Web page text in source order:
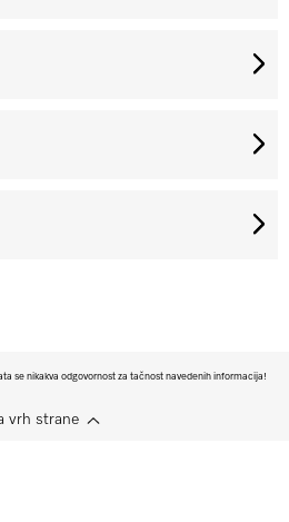
se nikakva odgovornost za tačnost navedenih informacija!
vrh strane